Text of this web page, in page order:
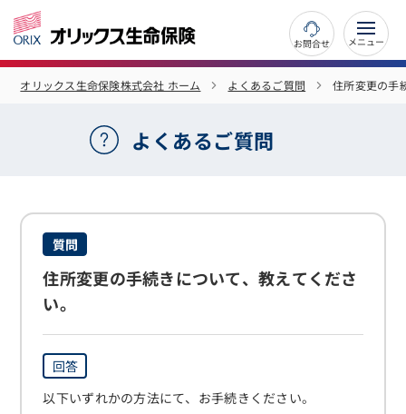
お問合せ
オリックス生命保険株式会社 ホーム よくあるご質問 住所変更の手
よくあるご質問
質問
住所変更の手続きについて、教えてくださ
い。
回答
以下いずれかの方法にて、お手続きください。